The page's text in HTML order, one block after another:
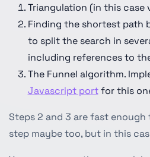
Triangulation (in this
Finding the shortest path
to split the search in
including references to
The Funnel algorithm.
Javascript portfor this
Steps 2 and 3 are fast enough
step maybe too, but in this